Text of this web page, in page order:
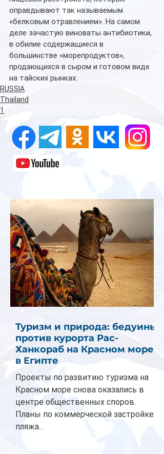
оправдывают так называемым
«белковым отравлением». На самом
деле зачастую виноваты антибиотики,
в обилие содержащиеся в
большинстве «морепродуктов»,
продающихся в сыром и готовом виде
на тайских рынках.
RUSSIA
Thailand
1
Туризм и природа: бедуины
против курорта Рас-
Ханкораб на Красном море
в Египте
Проекты по развитию туризма на
Красном море снова оказались в
центре общественных споров.
Планы по коммерческой застройке
пляжа...